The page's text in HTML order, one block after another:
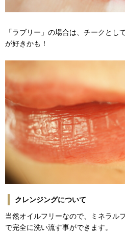
「ラブリー」の場合は、チークとし
が好きかも！
クレンジングについて
当然オイルフリーなので、ミネラル
で完全に洗い流す事ができます。